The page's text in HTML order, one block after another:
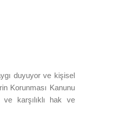
duyuyor ve kişisel
Korunması Kanunu
ve karşılıklı hak ve